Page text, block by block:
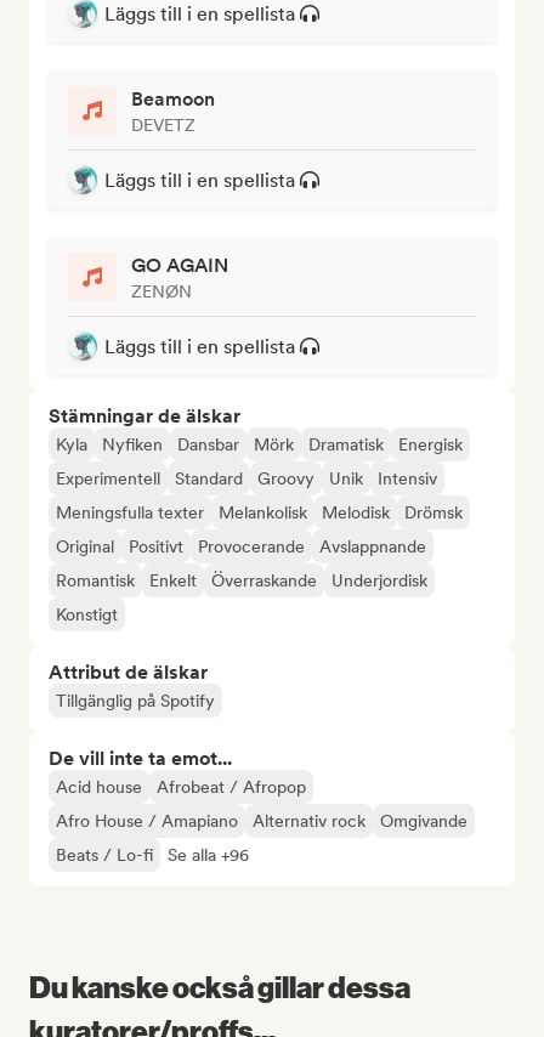
Läggs till i en spellista
Beamoon
DEVETZ
Läggs till i en spellista
GO AGAIN
ZENØN
Läggs till i en spellista
Stämningar de älskar
Kyla Nyfiken Dansbar Mörk Dramatisk
Energisk
Experimentell
Standard Groovy Unik
Intensiv
Meningsfulla texter
Melankolisk Melodisk
Drömsk
Original
Positivt Provocerande
Avslappnande
Romantisk
Enkelt Överraskande
Underjordisk
Konstigt
Attribut de älskar
Tillgänglig på Spotify
De vill inte ta emot...
Acid house
Afrobeat / Afropop
Afro House / Amapiano
Alternativ rock
Omgivande
Beats / Lo-fi
Se alla +96
Du kanske också gillar dessa
kuratorer/proffs...